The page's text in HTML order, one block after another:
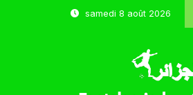
samedi 8 août 2026